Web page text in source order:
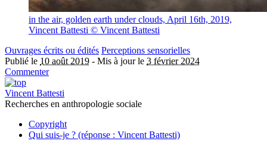
in the air, golden earth under clouds, April 16th, 2019,
Vincent Battesti © Vincent Battesti
Ouvrages écrits ou édités Perceptions sensorielles
Publié le 10 août 2019 - Mis à jour le 3 février 2024
Commenter
Vincent Battesti
Recherches en anthropologie sociale
Copyright
Qui suis-je ? (réponse : Vincent Battesti)